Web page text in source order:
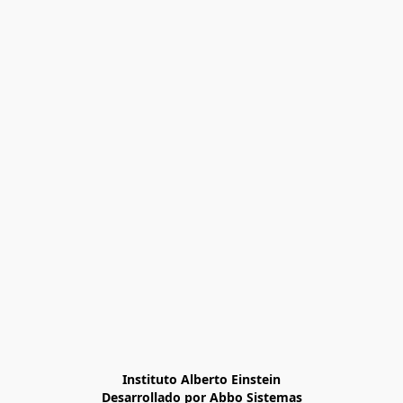
Instituto Alberto Einstein
Desarrollado por Abbo Sistemas